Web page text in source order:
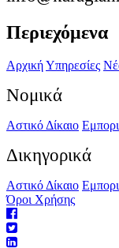
Περιεχόμενα
ΑρχικήΥπηρεσίες
Νομικά
Αστικό Δίκαιο
Δικηγορικά
Αστικό Δίκαιο
Όροι Χρήσης